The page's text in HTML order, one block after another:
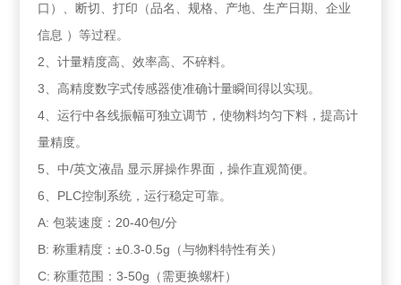
口）、断切、打印（品名、规格、产地、生产日期、企业
信息 ）等过程。
2、计量精度高、效率高、不碎料。
3、高精度数字式传感器使准确计量瞬间得以实现。
4、运行中各线振幅可独立调节，使物料均匀下料，提高计
量精度。
5、中/英文液晶 显示屏操作界面，操作直观简便。
6、PLC控制系统，运行稳定可靠。
A: 包装速度：20-40包/分
B: 称重精度：±0.3-0.5g（与物料特性有关）
C: 称重范围：3-50g（需更换螺杆）